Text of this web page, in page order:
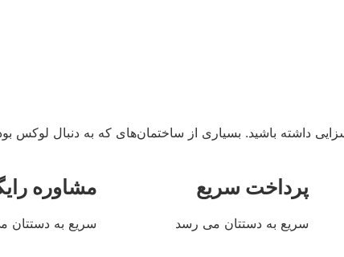
داشته باشید. بسیاری از ساختمان‌های که به دنبال
پرداخت سریع
سریع به دستتان می رسد
مشاوره
سریع به دستتان